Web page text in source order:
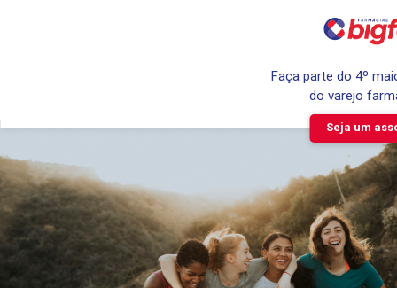
Faça parte do 4º
do varejo
Seja um